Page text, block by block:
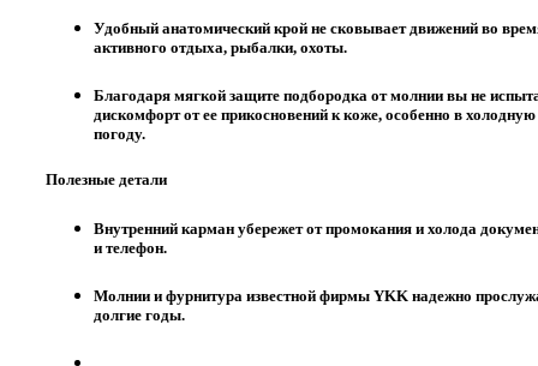
Удобный анатомический крой не сковывает движений во
активного отдыха, рыбалки, охоты.
Благодаря мягкой защите подбородка от молнии вы не
дискомфорт от ее прикосновений к коже, особенно в холодную
погоду.
Полезные детали
Внутренний карман убережет от промокания и холода
и телефон.
Молнии и фурнитура известной фирмы YKK надежно
долгие годы.